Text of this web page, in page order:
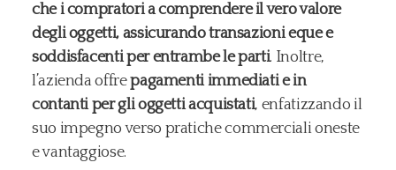
che i compratori a comprendere il vero valore
degli oggetti, assicurando transazioni eque e
soddisfacenti per entrambe le parti. Inoltre,
l’azienda offrepagamenti immediati e in
contanti per gli oggetti acquistati, enfatizzando il
suo impegno verso pratiche commerciali oneste
e vantaggiose.